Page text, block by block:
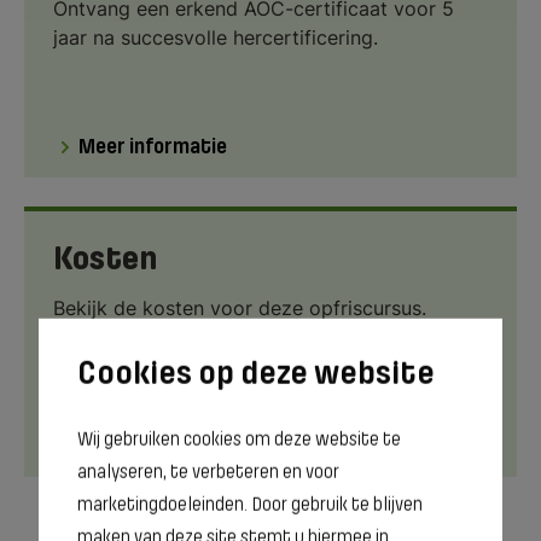
Wij gebruiken cookies om deze website te
analyseren, te verbeteren en voor
marketingdoeleinden. Door gebruik te blijven
Ontvang een erkend AOC-certificaat voor 5
jaar na succesvolle hercertificering.
Meer informatie
Kosten
Bekijk de kosten voor deze opfriscursus.
Meer informatie